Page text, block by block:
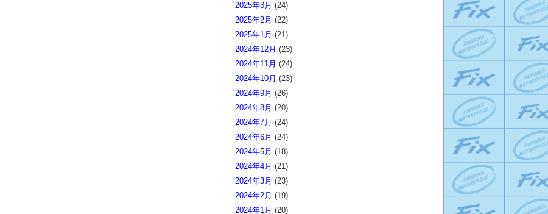
2025年3月 (24)
2025年2月 (22)
2025年1月 (21)
2024年12月 (23)
2024年11月 (24)
2024年10月 (23)
2024年9月 (26)
2024年8月 (20)
2024年7月 (24)
2024年6月 (24)
2024年5月 (18)
2024年4月 (21)
2024年3月 (23)
2024年2月 (19)
2024年1月 (20)